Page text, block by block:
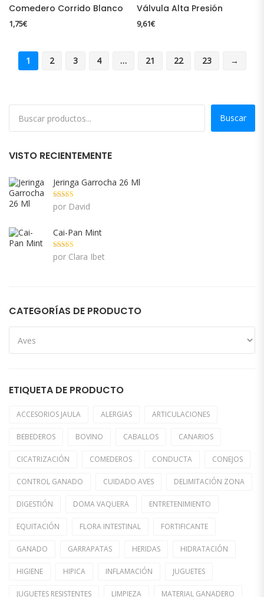
Comedero Corrido Blanco
1,75€
Válvula Alta Presión
9,61€
1 2 3 4 … 21 22 23 →
Buscar
VISTO RECIENTEMENTE
Jeringa Garrocha 26 Ml
Valorado con
5 de 5
por David
Cai-Pan Mint
Valorado con
5 de 5
por Clara Ibet
CATEGORÍAS DE PRODUCTO
ETIQUETA DE PRODUCTO
ACCESORIOS JAULA ALERGIAS ARTICULACIONES
BEBEDEROS BOVINO CABALLOS CANARIOS
CICATRIZACIÓN COMEDEROS CONDUCTA CONEJOS
CONTROL GANADO CUIDADO AVES DELIMITACIÓN ZONA
DIGESTIÓN DOMA VAQUERA ENTRETENIMIENTO
EQUITACIÓN FLORA INTESTINAL FORTIFICANTE
GANADO GARRAPATAS HERIDAS HIDRATACIÓN
HIGIENE HIPICA INFLAMACIÓN JUGUETES
JUGUETES RESISTENTES LIMPIEZA MATERIAL GANADERO